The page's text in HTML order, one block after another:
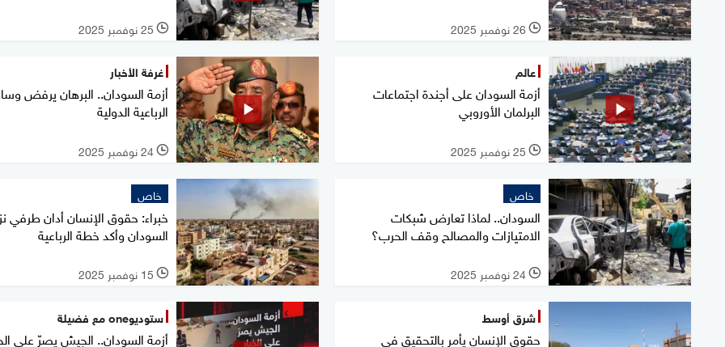
l 26 نوفمبر 2025 l 25 نوفمبر 2025
عالم
أزمة السودان على أجندة اجتماعات
البرلمان الأوروبي
l 25 نوفمبر 2025
غرفة الأخبار
أزمة السودان.. البرهان يرفض
الرباعية الدولية
l 24 نوفمبر 2025
خاص
السودان.. لماذا تعارض شبكات
الامتيازات والمصالح وقف الحرب؟
l 24 نوفمبر 2025
خاص
خبراء: حقوق الإنسان أدان طرفي
السودان وأكد خطة الرباعية
l 15 نوفمبر 2025
شرق أوسط
حقوق الإنسان يأمر بالتحقيق في
ستوديوone مع فضيلة
أزمة السودان.. الجيش يصرّ على